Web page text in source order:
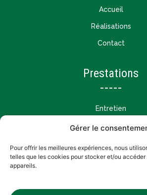
Gérer le
Pour offrir les meilleures expériences, nous
telles que les cookies pour stocker et/ou
appareils.
Accueil
Réalisations
Contact
Prestations
Entretien
Création et